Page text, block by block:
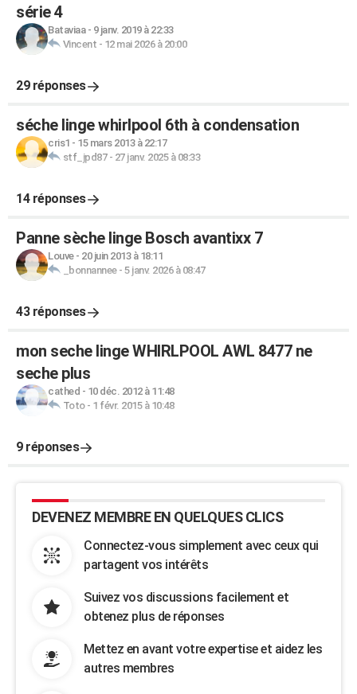
série 4
Bataviaa- 9 janv. 2019 à 22:33
Vincent - 12 mai 2026 à 20:00
29 réponses
séche linge whirlpool 6th à condensation
cris1 - 15 mars 2013 à 22:17
stf_jpd87- 27 janv. 2025 à 08:33
14 réponses
Panne sèche linge Bosch avantixx 7
Louve- 20 juin 2013 à 18:11
_bonnannee- 5 janv. 2026 à 08:47
43 réponses
mon seche linge WHIRLPOOL AWL 8477 ne
seche plus
cathed - 10 déc. 2012 à 11:48
Toto- 1 févr. 2015 à 10:48
9 réponses
DEVENEZ MEMBRE EN QUELQUES CLICS
Connectez-vous simplement avec ceux qui
partagent vos intérêts
Suivez vos discussions facilement et
obtenez plus de réponses
Mettez en avant votre expertise et aidez les
autres membres